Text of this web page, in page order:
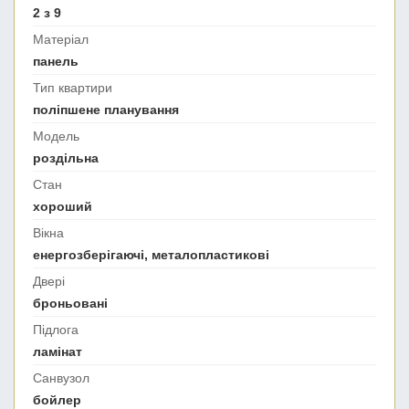
2 з 9
Матеріал
панель
Тип квартири
поліпшене планування
Модель
роздільна
Стан
хороший
Вікна
енергозберігаючі, металопластикові
Двері
броньовані
Підлога
ламінат
Санвузол
бойлер